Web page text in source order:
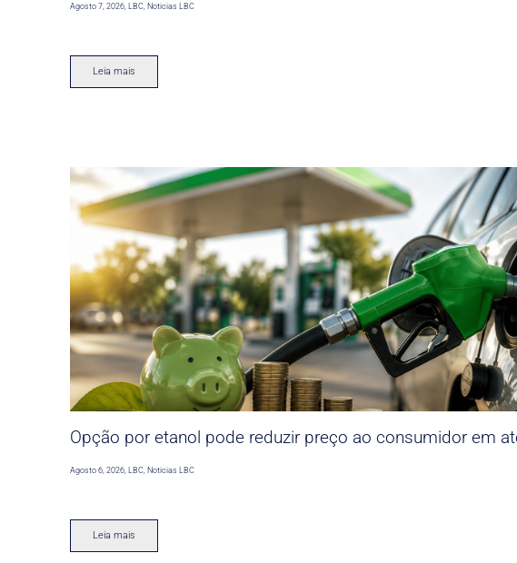
Agosto 7, 2026,LBC,Noticias LBC
Leia mais
Opção por etanol pode reduzir preço ao consumidor em
Agosto 6, 2026 ,LBC Noticias LBC
Leia mais